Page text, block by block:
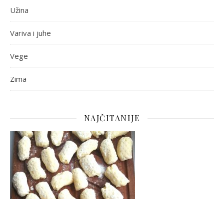
Užina
Variva i juhe
Vege
Zima
NAJČITANIJE